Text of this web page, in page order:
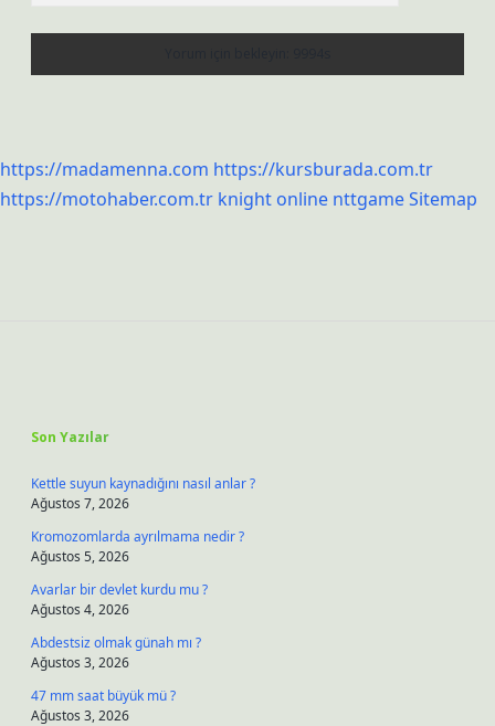
https://madamenna.com https://kursburada.com.tr
https://motohaber.com.tr knight online nttgameSitemap
Son Yazılar
Kettle suyun kaynadığını nasıl anlar ?
Ağustos 7, 2026
Kromozomlarda ayrılmama nedir ?
Ağustos 5, 2026
Avarlar bir devlet kurdu mu ?
Ağustos 4, 2026
Abdestsiz olmak günah mı ?
Ağustos 3, 2026
47 mm saat büyük mü ?
Ağustos 3, 2026